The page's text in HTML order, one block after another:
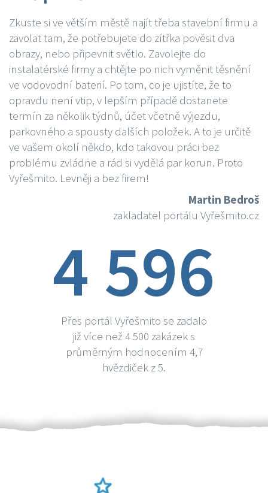
Zkuste si ve větším městě najít třeba stavební firmu a
zavolat tam, že potřebujete do zítřka pověsit dva
obrazy, nebo připevnit světlo. Zavolejte do
instalatérské firmy a chtějte po nich vyměnit těsnění
ve vodovodní baterií. Po tom, co je ujistíte, že to
opravdu není vtip, v lepším případě dostanete
termín za několik týdnů, účet včetně výjezdu,
parkovného a spousty dalších položek. A to je určitě
ve vašem okolí někdo, kdo takovou práci bez
problému zvládne a rád si vydělá par korun. Proto
Vyřešmito. Levněji a bez firem!
Martin Bedroš
zakladatel portálu Vyřešmito.cz
4 596
Přes portál Vyřešmito se zadalo
již více než 4 500 zakázek s
průměrným hodnocením 4,7
hvězdiček z 5.